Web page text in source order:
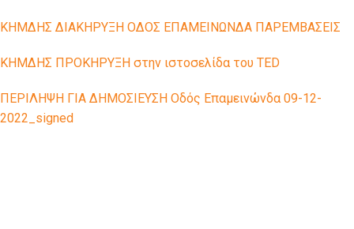
ΚΗΜΔΗΣ ΔΙΑΚΗΡΥΞΗ ΟΔΟΣ ΕΠΑΜΕΙΝΩΝΔΑ ΠΑΡΕΜΒΑΣΕΙΣ
ΚΗΜΔΗΣ ΠΡΟΚΗΡΥΞΗ στην ιστοσελίδα του TED
ΠΕΡΙΛΗΨΗ ΓΙΑ ΔΗΜΟΣΙΕΥΣΗ Οδός Επαμεινώνδα 09-12-
2022_signed